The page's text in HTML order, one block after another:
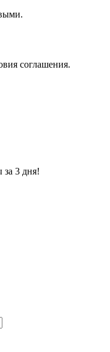
соглашения.
за 3 дня!